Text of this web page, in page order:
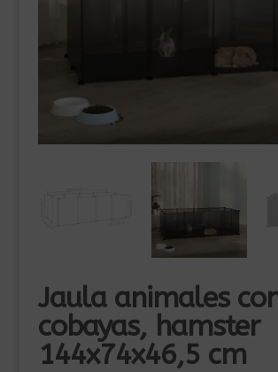
Jaula animales
cobayas, hamster
144x74x46,5 cm